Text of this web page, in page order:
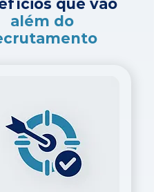
que vão
além do